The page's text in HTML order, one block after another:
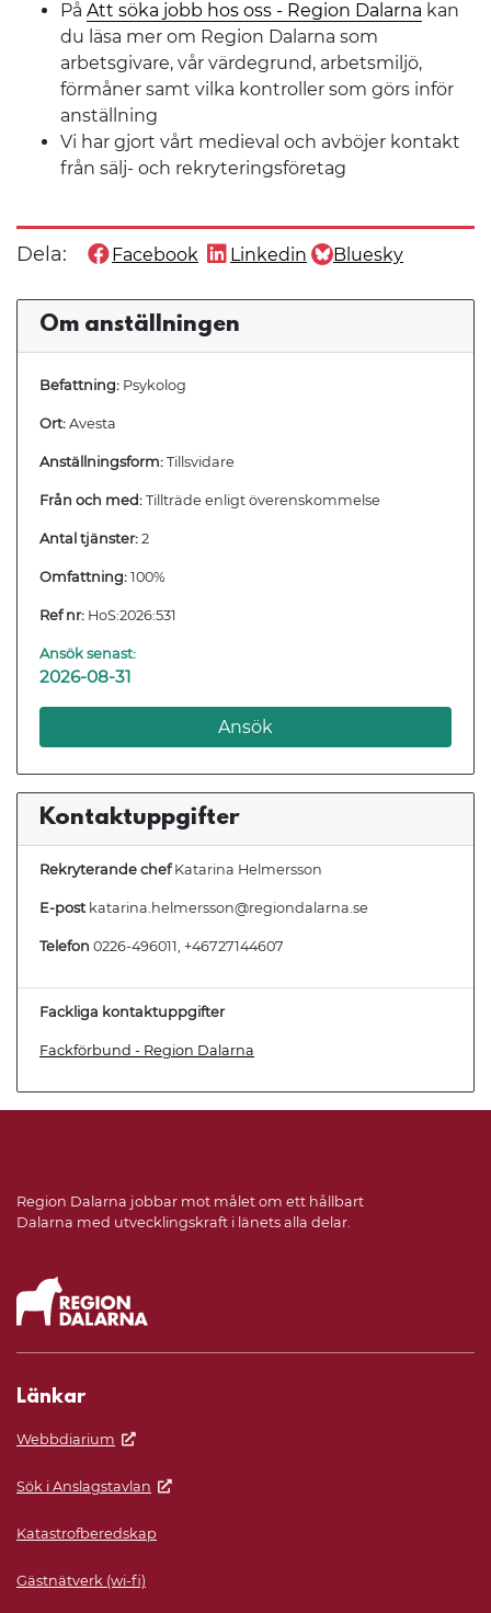
På Att söka jobb hos oss - Region Dalarna kan
du läsa mer om Region Dalarna som
arbetsgivare, vår värdegrund, arbetsmiljö,
förmåner samt vilka kontroller som görs inför
anställning
Vi har gjort vårt medieval och avböjer kontakt
från sälj- och rekryteringsföretag
Dela: Dela denna sida på
Facebook
Dela denna sida på
Linkedin
Dela denna sida på
Bluesky
Om anställningen
Befattning: Psykolog
Ort: Avesta
Anställningsform: Tillsvidare
Från och med: Tillträde enligt överenskommelse
Antal tjänster: 2
Omfattning: 100%
Ref nr: HoS:2026:531
Ansök senast:
2026-08-31
Ansök
Kontaktuppgifter
Rekryterande chefKatarina Helmersson
E-post katarina.helmersson@regiondalarna.se
Telefon 0226-496011, +46727144607
Fackliga kontaktuppgifter
Fackförbund - Region Dalarna
Region Dalarna jobbar mot målet om ett hållbart
Dalarna med utvecklingskraft i länets alla delar.
Länkar
Webbdiarium
Sök i Anslagstavlan
Katastrofberedskap
Gästnätverk (wi-fi)